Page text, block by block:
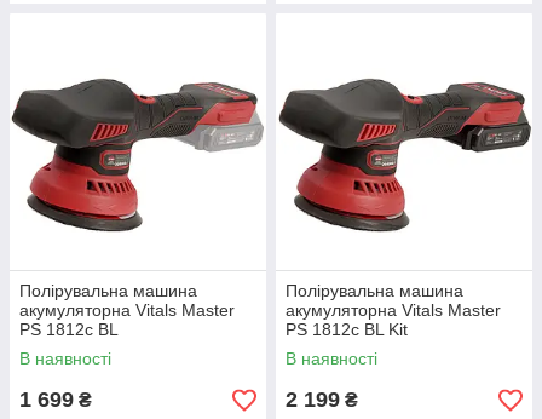
Полірувальна машина
акумуляторна Vitals Master
PS 1812c BL
В наявності
1 699 ₴
Полірувальна машина
акумуляторна Vitals Master
PS 1812c BL Kit
В наявності
2 199 ₴